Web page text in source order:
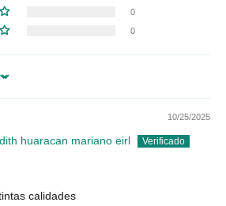
0
0
10/25/2025
huaracan mariano eirl
calidades